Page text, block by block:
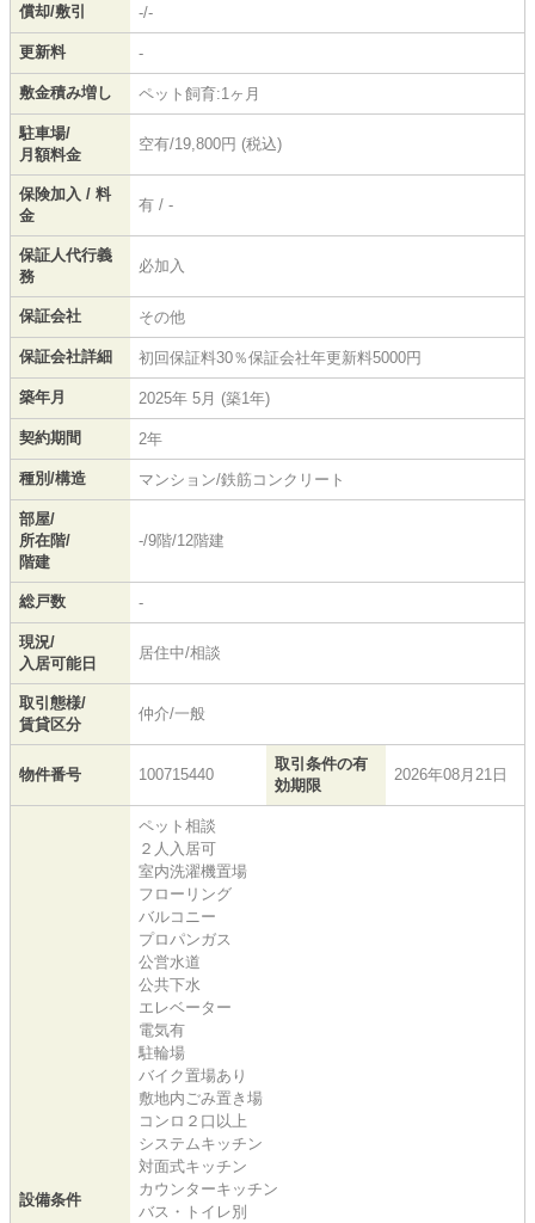
償却/敷引 -/-
更新料 -
敷金積み増し ペット飼育:1ヶ月
駐車場/
月額料金
空有/19,800円 (税込)
保険加入 / 料
金
有 / -
保証人代行義
務
必加入
保証会社 その他
保証会社詳細 初回保証料30％保証会社年更新料5000円
築年月 2025年 5月 (築1年)
契約期間 2年
種別/構造 マンション/鉄筋コンクリート
部屋/
所在階/
階建
-/9階/12階建
総戸数 -
現況/
入居可能日
居住中/相談
取引態様/
賃貸区分
仲介/一般
物件番号 100715440
取引条件の有
効期限
2026年08月21日
設備条件
ペット相談
２人入居可
室内洗濯機置場
フローリング
バルコニー
プロパンガス
公営水道
公共下水
エレベーター
電気有
駐輪場
バイク置場あり
敷地内ごみ置き場
コンロ２口以上
システムキッチン
対面式キッチン
カウンターキッチン
バス・トイレ別